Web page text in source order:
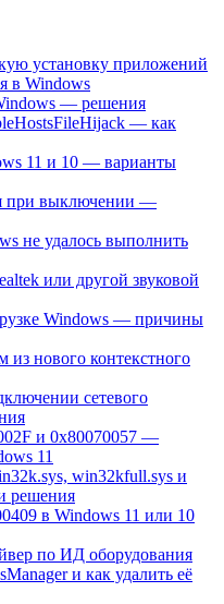
установку приложений
в Windows
— решения
— как
11 и 10 — варианты
при выключении —
не удалось выполнить
или другой звуковой
Windows — причины
нового контекстного
сетевого
и 0x80070057 —
11
win32kfull.sys и
решения
в Windows 11 или 10
по ИД оборудования
и как удалить её